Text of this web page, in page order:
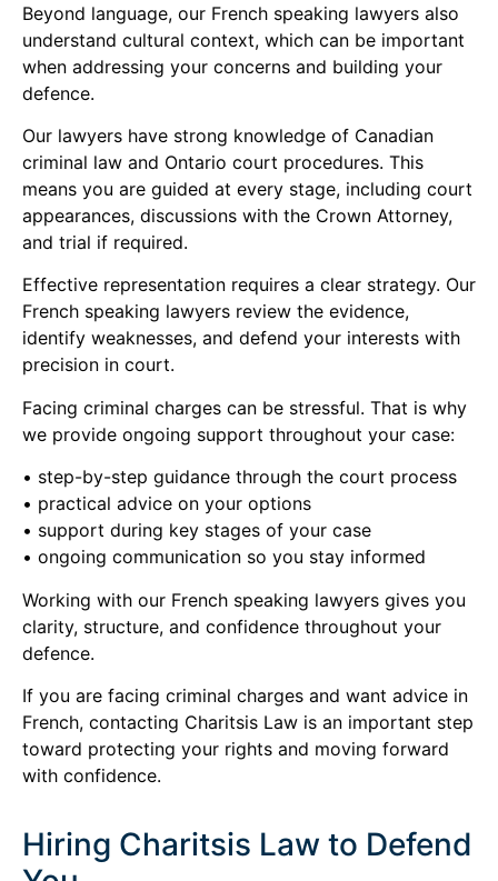
Beyond language, our French speaking lawyers also
understand cultural context, which can be important
when addressing your concerns and building your
defence.
Our lawyers have strong knowledge of Canadian
criminal law and Ontario court procedures. This
means you are guided at every stage, including court
appearances, discussions with the Crown Attorney,
and trial if required.
Effective representation requires a clear strategy. Our
French speaking lawyers review the evidence,
identify weaknesses, and defend your interests with
precision in court.
Facing criminal charges can be stressful. That is why
we provide ongoing support throughout your case:
• step-by-step guidance through the court process
• practical advice on your options
• support during key stages of your case
• ongoing communication so you stay informed
Working with our French speaking lawyers gives you
clarity, structure, and confidence throughout your
defence.
If you are facing criminal charges and want advice in
French, contacting Charitsis Law is an important step
toward protecting your rights and moving forward
with confidence.
Hiring Charitsis Law to Defend